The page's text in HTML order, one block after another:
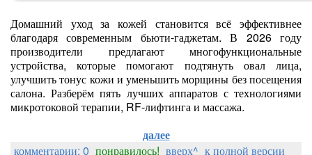
Домашний уход за кожей становится всё эффективнее
благодаря современным бьюти‑гаджетам. В 2026 году
производители предлагают многофункциональные
устройства, которые помогают подтянуть овал лица,
улучшить тонус кожи и уменьшить морщины без посещения
салона. Разберём пять лучших аппаратов с технологиями
микротоковой терапии, RF‑лифтинга и массажа.
далее
комментарии: 0 понравилось! вверх^ к полной версии